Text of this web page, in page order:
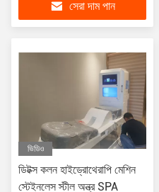
সেরা দাম পান
ভিডিও
ডিটক্স কলন হাইড্রোথেরাপি মেশিন
স্টেইনলেস স্টীল অন্ত্র SPA